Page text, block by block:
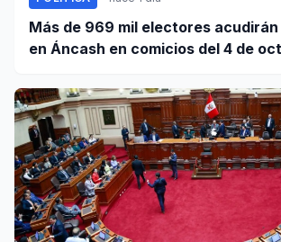
Más de 969 mil electores
en Áncash en comicios del 4 de